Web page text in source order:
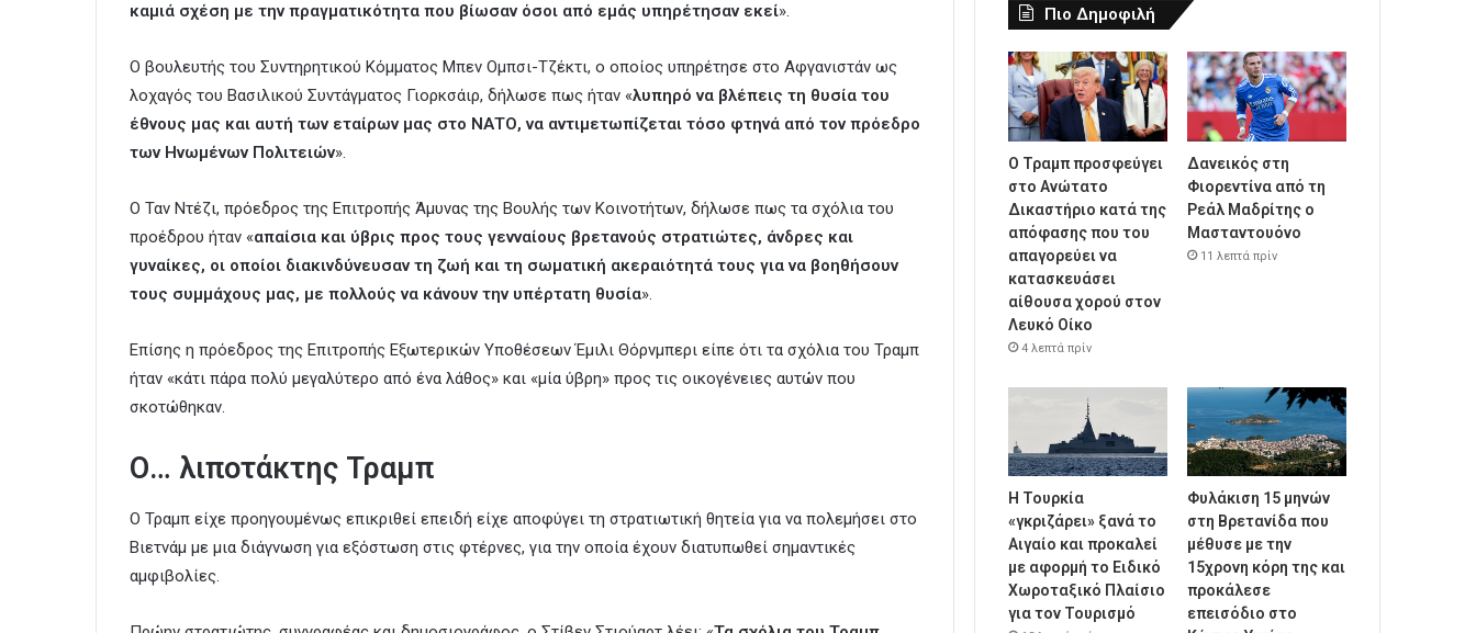
καμιά σχέση με την πραγματικότητα που βίωσαν όσοι από εμάς υπηρέτησαν εκεί».
Ο βουλευτής του Συντηρητικού Κόμματος Μπεν Ομπσι-Τζέκτι, ο οποίος υπηρέτησε στο Αφγανιστάν ως
λοχαγός του Βασιλικού Συντάγματος Γιορκσάιρ, δήλωσε πως ήταν «λυπηρό να βλέπεις τη θυσία του
έθνους μας και αυτή των εταίρων μας στο ΝΑΤΟ, να αντιμετωπίζεται τόσο φτηνά από τον πρόεδρο
των Ηνωμένων Πολιτειών».
Ο Ταν Ντέζι, πρόεδρος της Επιτροπής Άμυνας της Βουλής των Κοινοτήτων, δήλωσε πως τα σχόλια του
προέδρου ήταν «απαίσια και ύβρις προς τους γενναίους βρετανούς στρατιώτες, άνδρες και
γυναίκες, οι οποίοι διακινδύνευσαν τη ζωή και τη σωματική ακεραιότητά τους για να βοηθήσουν
τους συμμάχους μας, με πολλούς να κάνουν την υπέρτατη θυσία».
Επίσης η πρόεδρος της Επιτροπής Εξωτερικών Υποθέσεων Έμιλι Θόρνμπερι είπε ότι τα σχόλια του Τραμπ
ήταν «κάτι πάρα πολύ μεγαλύτερο από ένα λάθος» και «μία ύβρη» προς τις οικογένειες αυτών που
σκοτώθηκαν.
Ο… λιποτάκτης Τραμπ
Ο Τραμπ είχε προηγουμένως επικριθεί επειδή είχε αποφύγει τη στρατιωτική θητεία για να πολεμήσει στο
Βιετνάμ με μια διάγνωση για εξόστωση στις φτέρνες, για την οποία έχουν διατυπωθεί σημαντικές
αμφιβολίες.
Πιο Δημοφιλή
Ο Τραμπ προσφεύγει
στο Ανώτατο
Δικαστήριο κατά της
απόφασης που του
απαγορεύει να
κατασκευάσει
αίθουσα χορού στον
Λευκό Οίκο
4 λεπτά πρίν
Δανεικός στη
Φιορεντίνα από τη
Ρεάλ Μαδρίτης ο
Μασταντουόνο
11 λεπτά πρίν
Η Τουρκία
«γκριζάρει» ξανά το
Αιγαίο και προκαλεί
με αφορμή το Ειδικό
Χωροταξικό Πλαίσιο
για τον Τουρισμό
Φυλάκιση 15 μηνών
στη Βρετανίδα που
μέθυσε με την
15χρονη κόρη της και
προκάλεσε
επεισόδιο στο